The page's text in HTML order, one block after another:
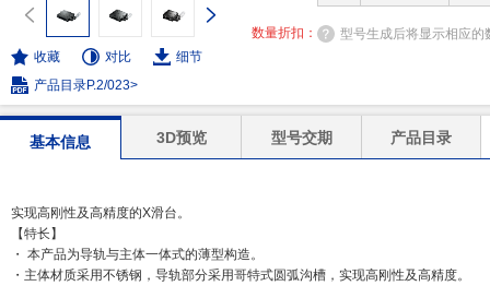
收藏 对比
细节
产品目录P.2/023>
数量折扣： 型号生成后将显示相应的
基本信息 3D预览 型号交期 产品目录
实现高刚性及高精度的X滑台。
【特长】
・ 本产品为导轨与主体一体式的薄型构造。
・主体材质采用不锈钢，导轨部分采用哥特式圆弧沟槽，实现高刚性及高精度。